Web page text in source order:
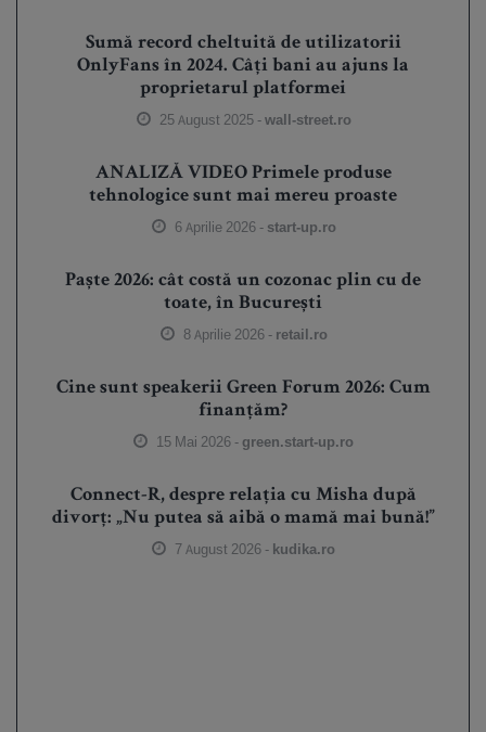
Sumă record cheltuită de utilizatorii
OnlyFans în 2024. Câți bani au ajuns la
proprietarul platformei
25 August 2025 -wall-street.ro
ANALIZĂ VIDEO Primele produse
tehnologice sunt mai mereu proaste
6 Aprilie 2026 - start-up.ro
Paște 2026: cât costă un cozonac plin cu de
toate, în București
8 Aprilie 2026 - retail.ro
Cine sunt speakerii Green Forum 2026: Cum
finanțăm?
15 Mai 2026 - green.start-up.ro
Connect-R, despre relația cu Misha după
divorț: „Nu putea să aibă o mamă mai bună!”
7 August 2026 - kudika.ro